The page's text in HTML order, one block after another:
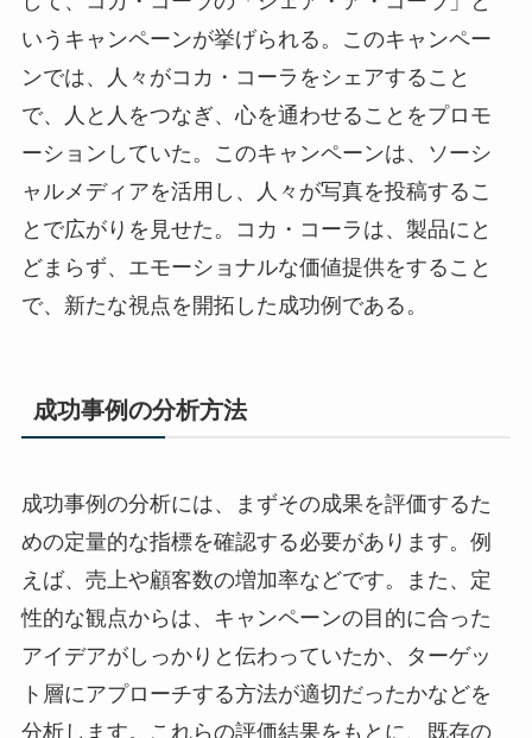
いうキャンペーンが挙げられる。このキャンペー
ンでは、人々がコカ・コーラをシェアすること
で、人と人をつなぎ、心を通わせることをプロモ
ーションしていた。このキャンペーンは、ソーシ
ャルメディアを活用し、人々が写真を投稿するこ
とで広がりを見せた。コカ・コーラは、製品にと
どまらず、エモーショナルな価値提供をすること
で、新たな視点を開拓した成功例である。
成功事例の分析方法
成功事例の分析には、まずその成果を評価するた
めの定量的な指標を確認する必要があります。例
えば、売上や顧客数の増加率などです。また、定
性的な観点からは、キャンペーンの目的に合った
アイデアがしっかりと伝わっていたか、ターゲッ
ト層にアプローチする方法が適切だったかなどを
分析します。これらの評価結果をもとに、既存の